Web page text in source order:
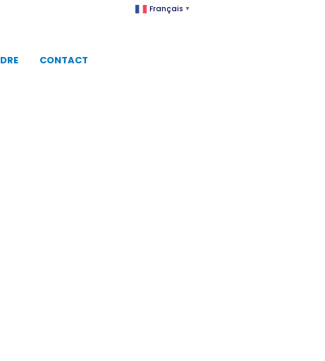
CONTACT
Français ▼